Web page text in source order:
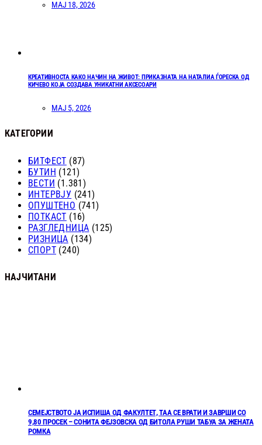
МАЈ 18, 2026
КРЕАТИВНОСТА КАКО НАЧИН НА ЖИВОТ: ПРИКАЗНАТА НА НАТАЛИА ЃОРЕСКА ОД
КИЧЕВО КОЈА СОЗДАВА УНИКАТНИ АКСЕСОАРИ
МАЈ 5, 2026
КАТЕГОРИИ
БИТФЕСТ (87)
БУТИН (121)
ВЕСТИ (1.381)
ИНТЕРВЈУ (241)
ОПУШТЕНО (741)
ПОТКАСТ (16)
РАЗГЛЕДНИЦА (125)
РИЗНИЦА (134)
СПОРТ (240)
НАЈЧИТАНИ
СЕМЕЈСТВОТО ЈА ИСПИША ОД ФАКУЛТЕТ, ТАА СЕ ВРАТИ И ЗАВРШИ СО
9,80 ПРОСЕК – СОНИТА ФЕЈЗОВСКА ОД БИТОЛА РУШИ ТАБУА ЗА ЖЕНАТА
РОМКА